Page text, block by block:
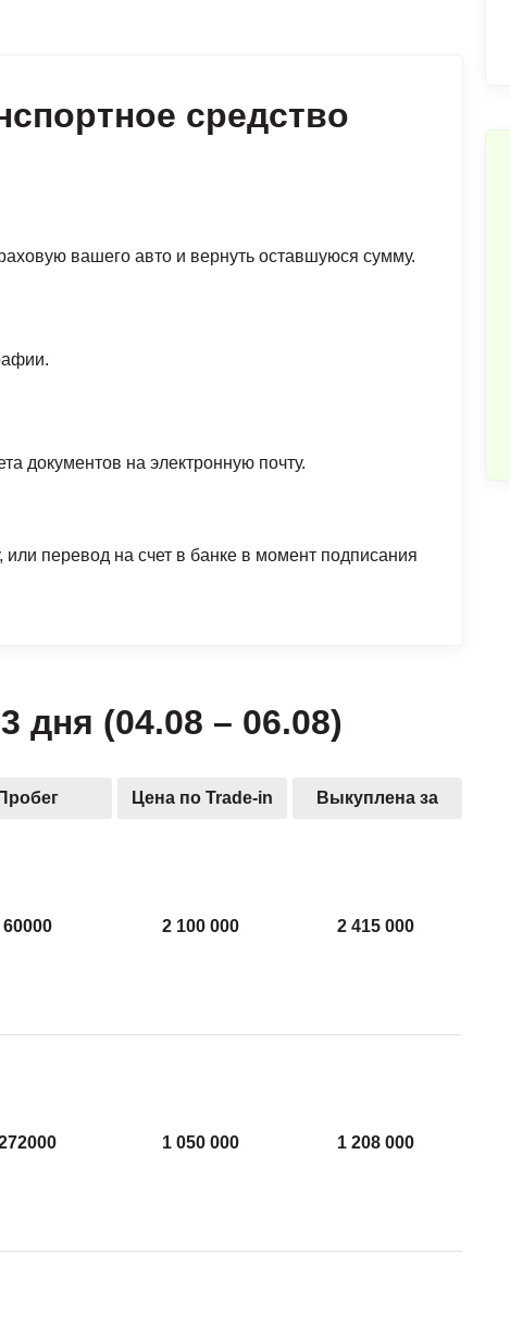
средство
вашего авто и вернуть оставшуюся сумму.
документов на электронную почту.
или перевод на счет в банке в момент подписания
дня (04.08 – 06.08)
Пробег Цена по Trade-in Выкуплена за
60000 2 100 000 2 415 000
1 050 000 1 208 000